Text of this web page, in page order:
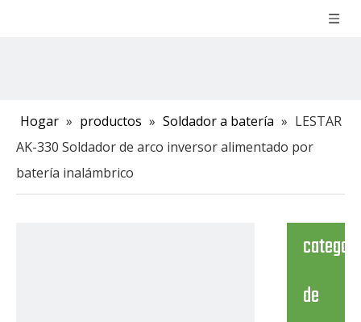
Hogar » productos » Soldador a batería » LESTAR
AK-330 Soldador de arco inversor alimentado por
batería inalámbrico
de